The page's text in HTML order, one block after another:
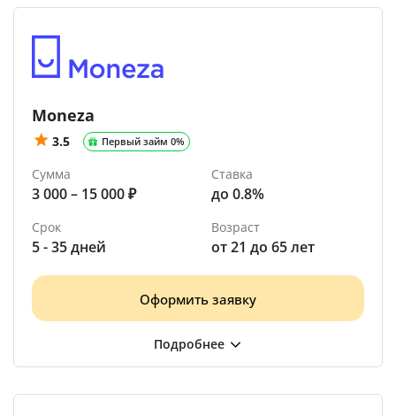
Moneza
3.5 Первый займ 0%
Сумма
3 000 – 15 000 ₽
Ставка
до 0.8%
Срок
5 - 35 дней
Возраст
от 21 до 65 лет
Оформить заявку